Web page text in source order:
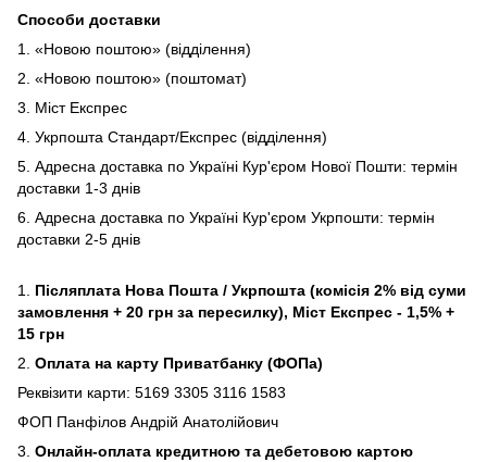
Способи доставки
1. «Новою поштою» (відділення)
2. «Новою поштою» (поштомат)
3. Міст Експрес
4. Укрпошта Стандарт/Експрес (відділення)
5. Адресна доставка по Україні Кур'єром Нової Пошти: термін
доставки 1-3 днів
6. Адресна доставка по Україні Кур'єром Укрпошти: термін
доставки 2-5 днів
1. Післяплата Нова Пошта / Укрпошта (комісія 2% від суми
замовлення + 20 грн за пересилку), Міст Експрес - 1,5% +
15 грн
2. Оплата на карту Приватбанку (ФОПа)
Реквізити карти: 5169 3305 3116 1583
ФОП Панфілов Андрій Анатолійович
3. Онлайн-оплата кредитною та дебетовою картою